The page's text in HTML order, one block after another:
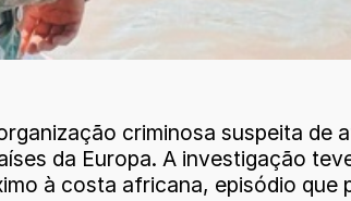
criminosa suspeita
da Europa. A investigação
à costa africana, episódio